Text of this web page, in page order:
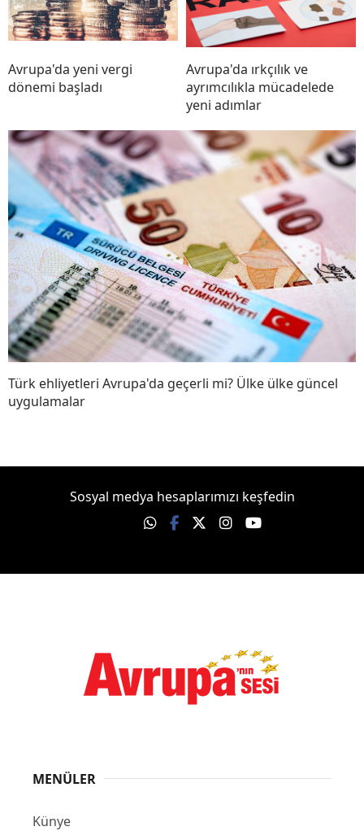
Avrupa'da yeni vergi
dönemi başladı
Avrupa'da ırkçılık ve
ayrımcılıkla mücadelede
yeni adımlar
Türk ehliyetleri Avrupa'da geçerli mi? Ülke ülke güncel
uygulamalar
Sosyal medya hesaplarımızı keşfedin
MENÜLER
Künye